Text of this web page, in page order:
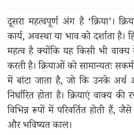
दूसरा महत्वपूर्ण अंग है ‘क्रिया’।
कार्य, अवस्था या भाव को दर्शाता है।
महत्व है क्योंकि यह किसी भी वाक्य
करती है। क्रियाओं को सामान्यतः
में बांटा जाता है, जो कि उनके
निर्धारित होता है। क्रियाएं वाक्य
विभिन्न रूपों में परिवर्तित होती हैं,
और भविष्यत काल।